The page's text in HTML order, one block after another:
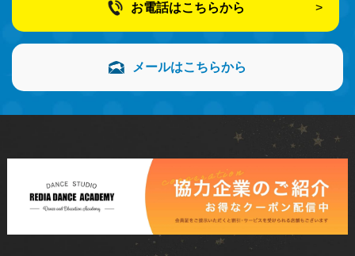
お電話はこちらから
メールはこちらから